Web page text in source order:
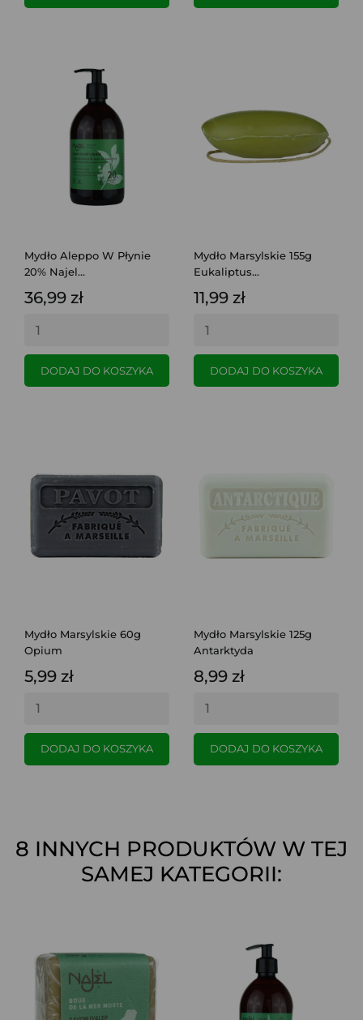
Mydło Aleppo W Płynie
20% Najel...
36,99 zł
DODAJ DO KOSZYKA
Mydło Marsylskie 155g
Eukaliptus...
11,99 zł
DODAJ DO KOSZYKA
Mydło Marsylskie 60g
Opium
5,99 zł
DODAJ DO KOSZYKA
Mydło Marsylskie 125g
Antarktyda
8,99 zł
DODAJ DO KOSZYKA
8 INNYCH PRODUKTÓW W TEJ
SAMEJ KATEGORII: